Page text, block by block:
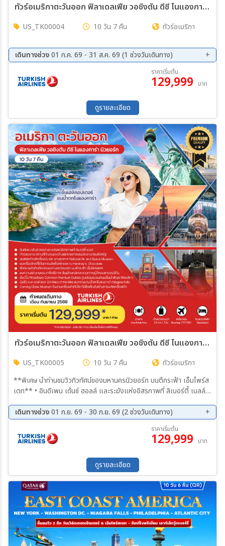
ทัวร์อเมริกาตะวันออก ฟิลาเดลเฟีย วอชิงตัน ดีซี ไนแองการ่า นิวยอร์ก JULY-AUGUST 2026 TK
US_TK00004 10 วัน 7 คืน ทัวร์อเมริกา
เดินทางช่วง01 ก.ค. 69 - 31 ส.ค. 69 (1 ช่วงวันเดินทาง)
ราคาเริ่มต้น
129,999 บาท
ดูรายละเอียด
ทัวร์อเมริกาตะวันออก ฟิลาเดลเฟีย วอชิงตัน ดีซี ไนแองการ่า นิวยอร์ก SEPTEMBER 2026 TK
US_TK00005 10 วัน 7 คืน
ทัวร์อเมริกา
**พิเศษ นำท่านชมวิวทิวทัศน์ของมหานครนิวยอร์ก บนตึกระฟ้า เอ็มไพร์ส
เตท** • อินดีเพน เด้นซ์ ฮอลล์ และระฆังแห่งอิสรภาพที่ ลิเบอร์ตี้ เบลล์
ราชการของประธานาธิบดีสหรัฐ • สถาบันสมิธโซเนียน ชม National Air
and Space Museum, National Museum of Natural History •
ชม อนุสาวรีย์วอชิงตัน เป็น แท่งโอบิลิสก์ สูง 169 เมตร ,อนุสรณ์สถาน
อับราฮัมลินคอล์น • ชม การผลิตช็อคโกแลต และช้อปปิ้ง ณ Hershey’s
เสียงในด้านการผลิตเครื่องแก้วของอเมริกา • ช้อปปิ้ง Woodbury
Common Premium Outlets ศูนย์รวมแบรนด์เนมชั้นนำสัญชาติ
อเมริกา • ชมความสง่างามของ เทพีเสรีภาพ สัญลักษณ์แห่งความภาค
ภูมิใจของชาวอเมริกัน • นั่งเรือ เมด ออฟ เดอะ มิส Maid of the Mist
ชมความงามน้ำตกไนแองการ่า Niagara Falls • ขึ้น เฮลิคอปเตอร์ ชม
น้ำตกไนแองการ่า Niagara Falls จากด้านบนฟ้า..จะได้เห็นความยิ่งใหญ่
และสวยงาม ไม่อาจจะลืมได้..(ซื้อทัวร์เพิ่ม)
เดินทางช่วง01 ก.ย. 69 - 30 ก.ย. 69 (2 ช่วงวันเดินทาง)
16 ก.ย. 69 - 25 ก.ย. 69
ราคาเริ่มต้น
129,999 บาท
ดูรายละเอียด